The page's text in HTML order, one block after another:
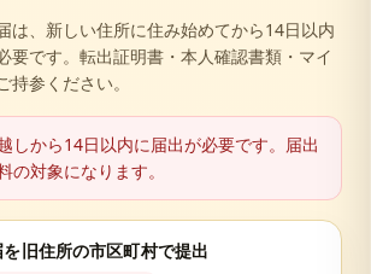
は、新しい住所に住み始めてから14日以内
要です。転出証明書・本人確認書類・マイ
参ください。
しから14日以内に届出が必要です。届出
の対象になります。
を旧住所の市区町村で提出